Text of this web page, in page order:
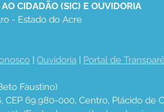
CIDADÃO (SIC) E OUVIDORIA
- Estado do Acre
| Ouvidoria | Portal de
Faustino)
CEP 69.980-000, Centro, Plácido de